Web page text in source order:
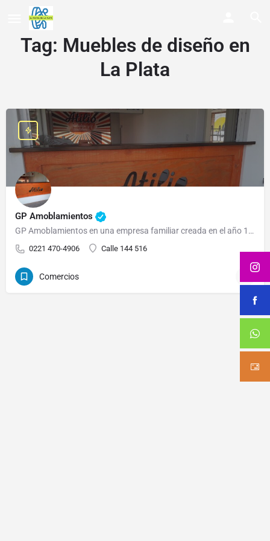
Tag: Muebles de diseño en
La Plata
GP Amoblamientos
GP Amoblamientos en una empresa familiar creada en el año 1971 por Rubén O Puga, destinada a ofrecer a sus…
0221 470-4906 Calle 144 516
Comercios